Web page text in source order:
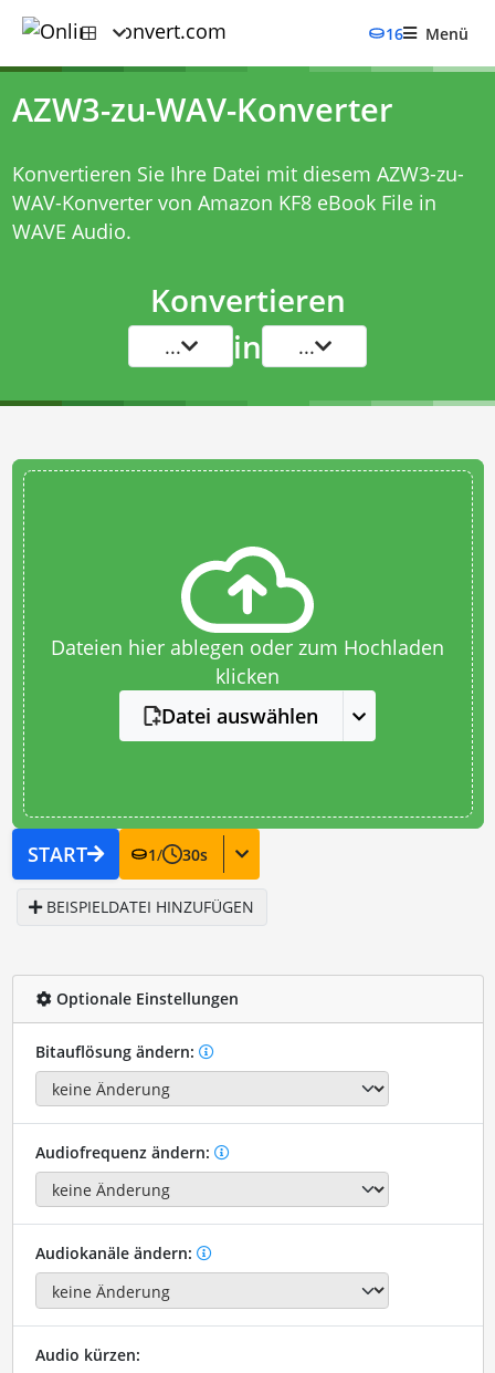
16 Menü
AZW3-zu-WAV-Konverter
Konvertieren Sie Ihre Datei mit diesem AZW3-zu-
WAV-Konvertervon Amazon KF8 eBook File in
WAVE Audio.
Konvertieren
... in ...
Dateien hier ablegen oder zum Hochladen
klicken
Datei auswählen
START 1/ 30s
BEISPIELDATEI HINZUFÜGEN
Optionale Einstellungen
Bitauflösung ändern:
Audiofrequenz ändern:
Audiokanäle ändern:
Audio kürzen: